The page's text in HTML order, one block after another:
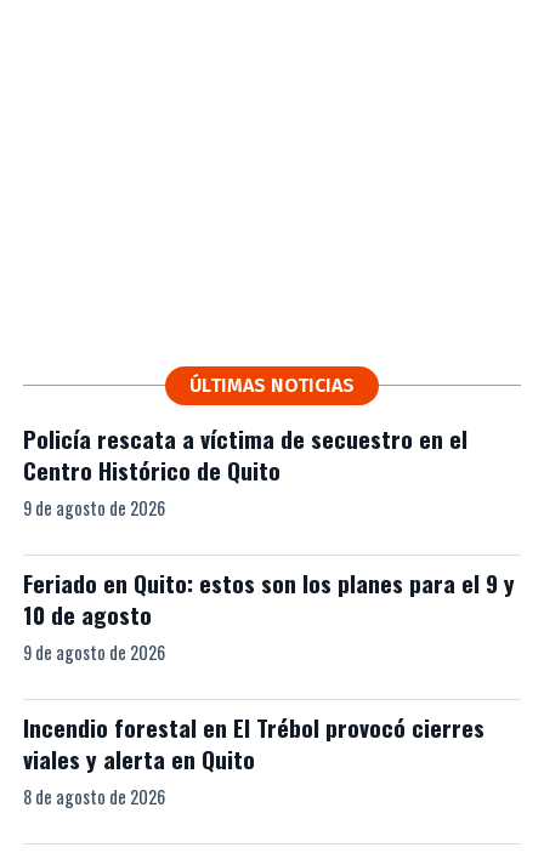
ÚLTIMAS NOTICIAS
Policía rescata a víctima de secuestro en el
Centro Histórico de Quito
9 de agosto de 2026
Feriado en Quito: estos son los planes para el 9 y
10 de agosto
9 de agosto de 2026
Incendio forestal en El Trébol provocó cierres
viales y alerta en Quito
8 de agosto de 2026